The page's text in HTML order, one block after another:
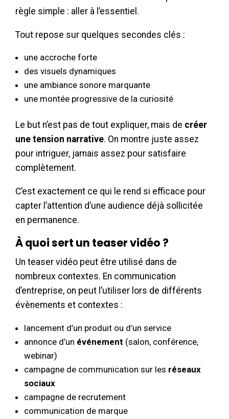
règle simple : aller à l’essentiel.
Tout repose sur quelques secondes clés :
une accroche forte
des visuels dynamiques
une ambiance sonore marquante
une montée progressive de la curiosité
Le but n’est pas de tout expliquer, mais de créer
une tension narrative. On montre juste assez
pour intriguer, jamais assez pour satisfaire
complètement.
C’est exactement ce qui le rend si efficace pour
capter l’attention d’une audience déjà sollicitée
en permanence.
À quoi sert un teaser vidéo ?
Un teaser vidéo peut être utilisé dans de
nombreux contextes. En communication
d’entreprise, on peut l’utiliser lors de différents
évènements et contextes :
lancement d’un produit ou d’un service
annonce d’un événement (salon, conférence,
webinar)
campagne de communication sur les réseaux
sociaux
campagne de recrutement
communication de marque